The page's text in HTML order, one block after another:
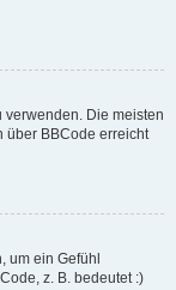
verwenden. Die meisten
über BBCode erreicht
um ein Gefühl
z. B. bedeutet :)